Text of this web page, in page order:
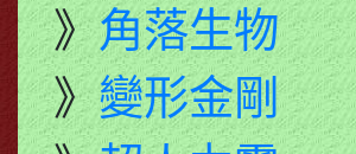
》角落生物
》變形金剛